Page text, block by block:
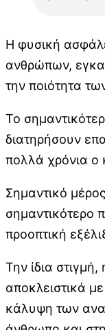
Η φυσική
ανθρώπων,
την ποιότητα
Το
διατηρήσουν
πολλά χρόνια ο
Σημαντικό
σημαντικότερο
προοπτική
Την ίδια
αποκλειστικά
κάλυψη των